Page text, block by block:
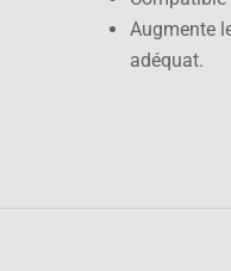
Augmente
adéquat.